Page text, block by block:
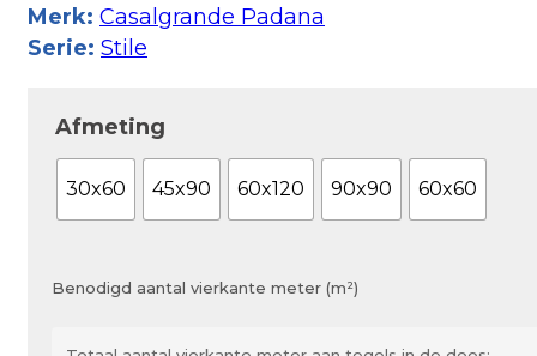
Merk: Casalgrande Padana
Serie: Stile
Afmeting
30x60 45x90 60x120 90x90 60x60
Benodigd aantal vierkante meter (m²)